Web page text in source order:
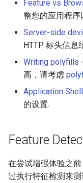
Smart TV
GNOME
.NET
.NET 内容
DigitalOcean
Flutter
Groovy
Java
Java 内容
OCaml
ColdFusion
AMA 内容
开源图片
OpenGL
GraphQL
研究工具
数据可视化
Feature vs
整您的应用程序
Server-side
HTTP 标头信息
Writing polyfills
高，请考虑
Application
的设置.
Feature
在尝试增强体验之
过执行特征检测来测